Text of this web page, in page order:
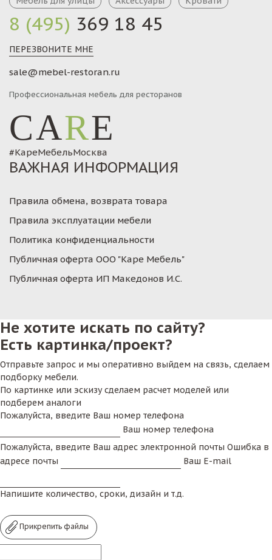
8 (495) 369 18 45
ПЕРЕЗВОНИТЕ МНЕ
sale@mebel-restoran.ru
Профессиональная мебель для ресторанов
CARE
#КареМебельМосква
ВАЖНАЯ ИНФОРМАЦИЯ
Правила обмена, возврата товара
Правила эксплуатации мебели
Политика конфиденциальности
Публичная оферта ООО "Каре Мебель"
Публичная оферта ИП Македонов И.С.
Не хотите искать по сайту?
Есть картинка/проект?
Отправьте запрос и мы оперативно выйдем на связь, сделаем
подборку мебели.
По картинке или эскизу сделаем расчет моделей или
подберем аналоги
Пожалуйста, введите Ваш номер телефона
Ваш номер телефона
Пожалуйста, введите Ваш адрес электронной почты Ошибка в
адресе почты
Ваш E-mail
Напишите количество, сроки, дизайн и т.д.
Прикрепить файлы